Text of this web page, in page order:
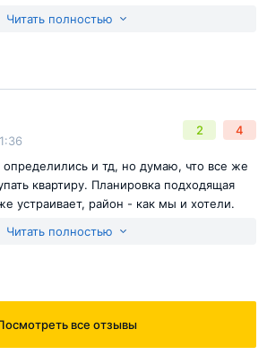
публикациина сайте
было поближе к Садовому,
центру вообщем, тем лучше. Методом
Читать полностью
2 4
и тд, но думаю, что все же
квартиру. Планировка подходящая
устраивает, район - как мы и хотели.
цифр и тогда уже будем
Читать полностью
@Павел
все отзывы